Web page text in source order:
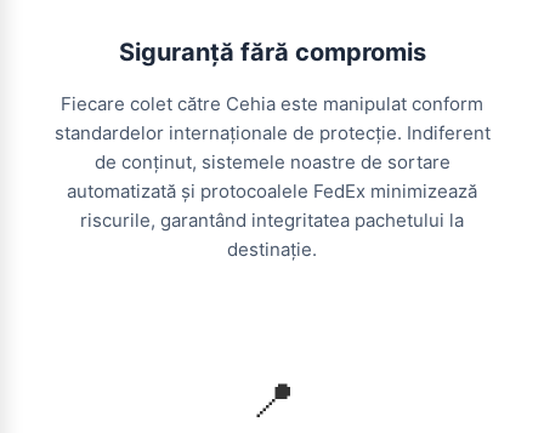
Siguranță fără compromis
Fiecare colet către Cehia este manipulat conform
standardelor internaționale de protecție. Indiferent
de conținut, sistemele noastre de sortare
automatizată și protocoalele FedEx minimizează
riscurile, garantând integritatea pachetului la
destinație.
📍